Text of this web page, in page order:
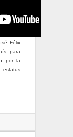
Félix
para
por la
estatus